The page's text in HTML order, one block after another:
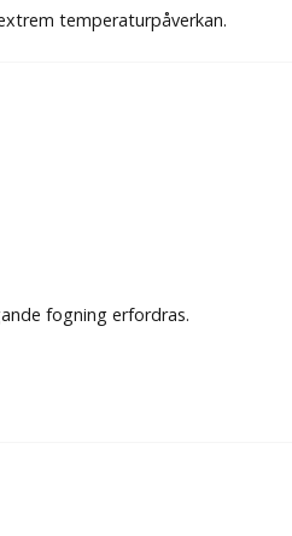
temperaturpåverkan.
fogning erfordras.